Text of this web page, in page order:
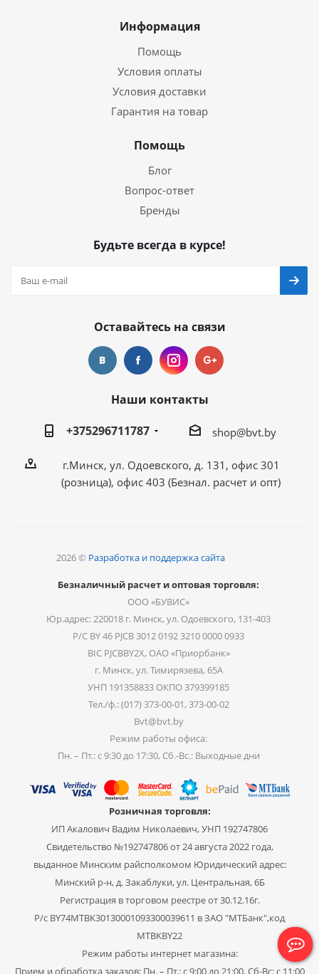
Информация
Помощь
Условия оплаты
Условия доставки
Гарантия на товар
Помощь
Блог
Вопрос-ответ
Бренды
Будьте всегда в курсе!
Оставайтесь на связи
Наши контакты
+375296711787
shop@bvt.by
г.Минск, ул. Одоевского, д. 131, офис 301
(розница), офис 403 (Безнал. расчет и опт)
2026 © Разработка и поддержка сайта
Безналичный расчет и оптовая торговля:
ООО «БУВИС»
Юр.адрес: 220018 г. Минск, ул. Одоевского, 131-403
Р/С BY 46 PJCB 3012 0192 3210 0000 0933
BIC PJCBBY2X, ОАО «Приорбанк»
г. Минск, ул. Тимирязева, 65А
УНП 191358833 ОКПО 379399185
Тел./ф.: (017) 373-00-01, 373-00-02
Bvt@bvt.by
Режим работы офиса:
Пн. – Пт.: с 9:30 до 17:30, Сб.-Вс.: Выходные дни
Розничная торговля:
ИП Акалович Вадим Николаевич, УНП 192747806
Свидетельство №192747806 от 24 августа 2022 года,
выданное Минским райсполкомом Юридический адрес:
Минский р-н, д. Закаблуки, ул. Центральная, 6Б
Регистрация в торговом реестре от 30.12.16г.
Р/с BY74MTBK30130001093300039611 в ЗАО "МТБанк",код
MTBKBY22
Режим работы интернет магазина:
Прием и обработка заказов: Пн. – Пт.: с 9:00 до 21:00, Сб-Вс: с 11:00